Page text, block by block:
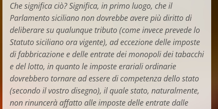
Che significa ciò? Significa, in primo luogo, che il
Parlamento siciliano non dovrebbe avere più diritto di
deliberare su qualunque tributo (come invece prevede lo
Statuto siciliano ora vigente), ad eccezione delle imposte
di fabbricazione e delle entrate dei monopoli dei tabacchi
e del lotto, in quanto le imposte erariali ordinarie
dovrebbero tornare ad essere di competenza dello stato
(secondo il vostro disegno), il quale stato, naturalmente,
non rinuncerà affatto alle imposte delle entrate dalle